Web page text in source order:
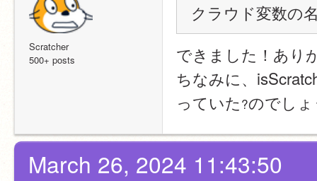
Scratcher
500+ posts
クラウド変数の
できました！あり
ちなみに、
っていた ?のでし
March 26, 2024 11:43:50